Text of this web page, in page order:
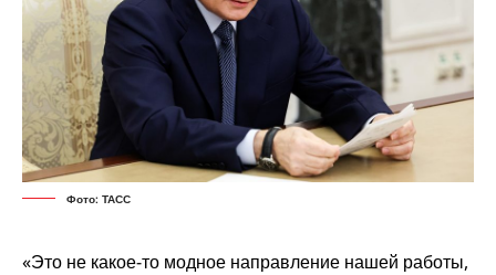
Фото: ТАСС
«Это не какое-то модное направление нашей работы,